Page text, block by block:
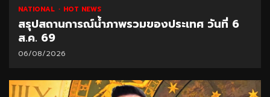
NATIONAL HOT NEWS
สรุปสถานการณ์น้ำภาพรวมของประเทศ วันที่ 6
ส.ค. 69
06/08/2026